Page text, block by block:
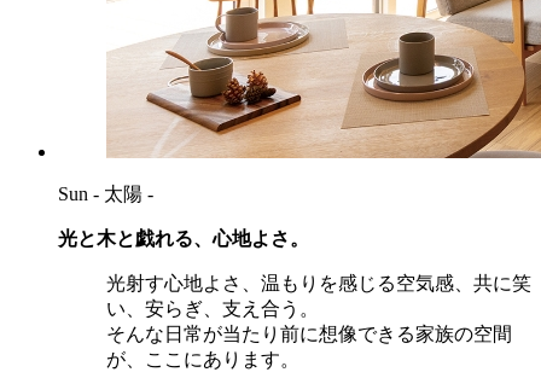
Sun - 太陽 -
光と木と戯れる、心地よさ。
光射す心地よさ、温もりを感じる空気感、共に笑
い、安らぎ、支え合う。
そんな日常が当たり前に想像できる家族の空間
が、ここにあります。